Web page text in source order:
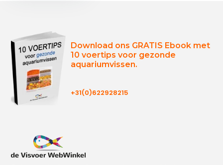
Download ons GRATIS Ebook met
10 voertips voor gezonde
aquariumvissen.
+31(0)622928215